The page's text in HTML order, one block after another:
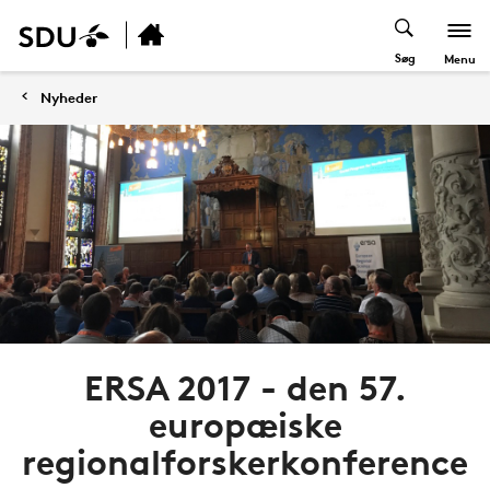
Søg Menu
Nyheder
ERSA 2017 - den 57.
europæiske
regionalforskerkonference